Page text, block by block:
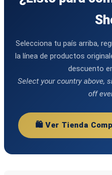
Selecciona tu país arriba,
la línea de productos
descuento
Select your country above,
off
🛍️ Ver Tienda